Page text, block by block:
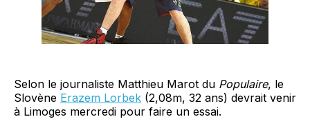
Selon le journaliste Matthieu Marot du Populaire, le
Slovène Erazem Lorbek (2,08m, 32 ans) devrait venir
à Limoges mercredi pour faire un essai.